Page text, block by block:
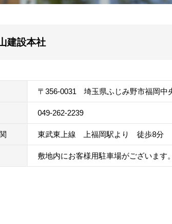
建設本社
〒356-0031 埼玉県ふじみ野市福岡中
049-262-2239
東武東上線 上福岡駅より 徒歩8分
敷地内にお客様用駐車場がございます。